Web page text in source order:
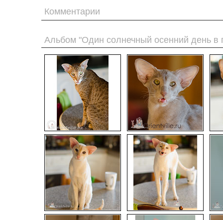
Комментарии
Альбом "Один солнечный осенний день в